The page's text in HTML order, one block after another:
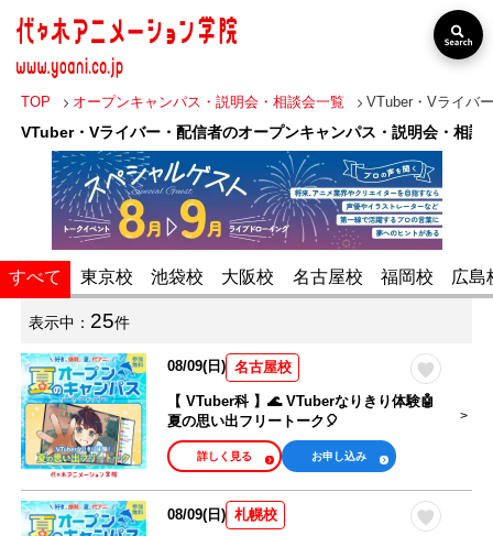
分野・職業
出張オープン
キャンパス
声優・俳優・タ
レント・歌い
手・アニソン歌
手
VTuber・Vライ
アニメーター・
アニメ監督・他
アニメ関係
イラストレータ
ー・漫画家
シナリオ・ライ
トノベル・小説
タレントマネー
ジャー・アイド
TOP オープンキャンパス・説明会・相談会一覧 VTuber・Vライバ
VTuber・Vライバー・配信者のオープンキャンパス・説明会・相談
すべて 東京校 池袋校 大阪校 名古屋校 福岡校 広島
表示中： 25件
08/09(日) 名古屋校
【 VTuber科 】🌊 VTuberなりきり体験🤖
夏の思い出フリートーク🎈
お申し込み
詳しく見る
08/09(日) 札幌校